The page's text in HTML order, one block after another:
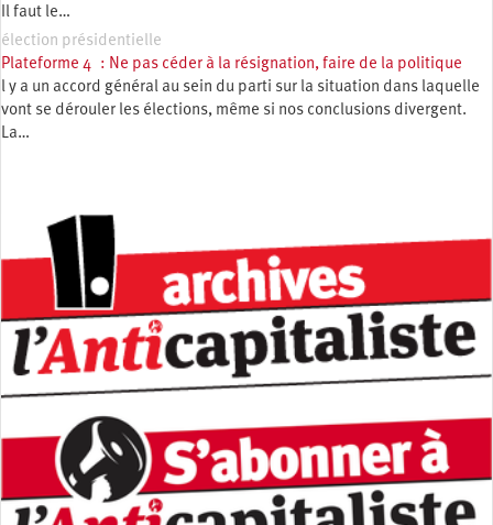
Il faut le…
élection présidentielle
Plateforme 4 : Ne pas céder à la résignation, faire de la politique
l y a un accord général au sein du parti sur la situation dans laquelle
vont se dérouler les élections, même si nos conclusions divergent.
La…